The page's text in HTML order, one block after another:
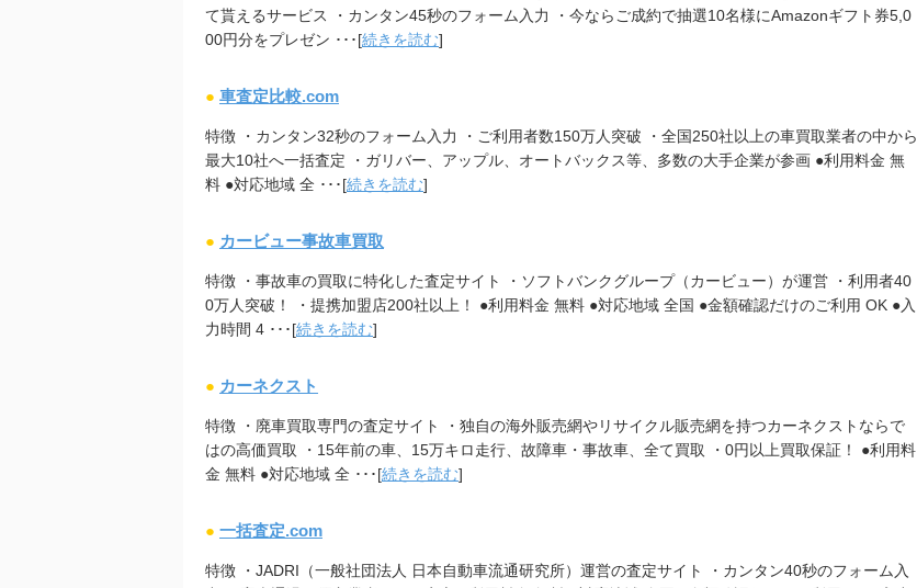
て貰えるサービス ・カンタン45秒のフォーム入力 ・今ならご成約で抽選10名様にAmazonギフト券5,0
00円分をプレゼン ･･･[続きを読む]
● 車査定比較.com
特徴 ・カンタン32秒のフォーム入力 ・ご利用者数150万人突破 ・全国250社以上の車買取業者の中から
最大10社へ一括査定 ・ガリバー、アップル、オートバックス等、多数の大手企業が参画 ●利用料金 無
料 ●対応地域 全 ･･･[続きを読む]
● カービュー事故車買取
特徴 ・事故車の買取に特化した査定サイト ・ソフトバンクグループ（カービュー）が運営 ・利用者40
0万人突破！ ・提携加盟店200社以上！ ●利用料金 無料 ●対応地域 全国 ●金額確認だけのご利用 OK ●入
力時間 4 ･･･[続きを読む]
● カーネクスト
特徴 ・廃車買取専門の査定サイト ・独自の海外販売網やリサイクル販売網を持つカーネクストならで
はの高価買取 ・15年前の車、15万キロ走行、故障車・事故車、全て買取 ・0円以上買取保証！ ●利用料
金 無料 ●対応地域 全 ･･･[続きを読む]
● 一括査定.com
特徴 ・JADRI（一般社団法人 日本自動車流通研究所）運営の査定サイト ・カンタン40秒のフォーム入